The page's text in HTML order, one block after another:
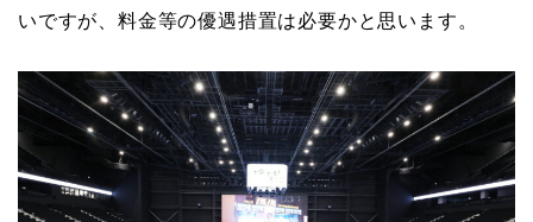
いですが、料金等の優遇措置は必要かと思います。